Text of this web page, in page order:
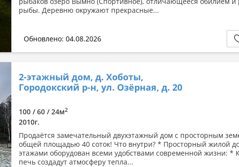
рыбы. Деревню окружают прекрасные...
Обновлено: 04.08.2026
2-этажный дом, д. Хоботы,
Городокский р-н, ул. Озёрная, д. 20
100 / 60 / 24м2
2010г.
Продаётся замечательный двухэтажный дом с просторным
общей площадью 40 соток! Что внутри? * Просторный жилой
этажами оборудован всеми удобствами современной жизни: *
печь создадут атмосферу тепла...